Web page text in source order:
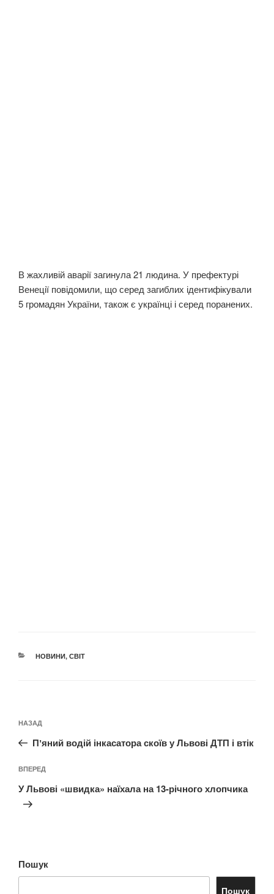
В жахливій аварії загинула 21 людина. У префектурі
Венеції повідомили, що серед загиблих ідентифікували
5 громадян України, також є українці і серед поранених.
КАТЕГОРІЇ
НОВИНИ, СВІТ
записів
Попередній
запис:
НАЗАД
Пʼяний водій інкасатора скоїв у Львові ДТП і втік
Наступний
запис
ВПЕРЕД
У Львові «швидка» наїхала на 13-річного хлопчика
Пошук
Пошук